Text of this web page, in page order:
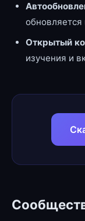
Открытый
изучения и